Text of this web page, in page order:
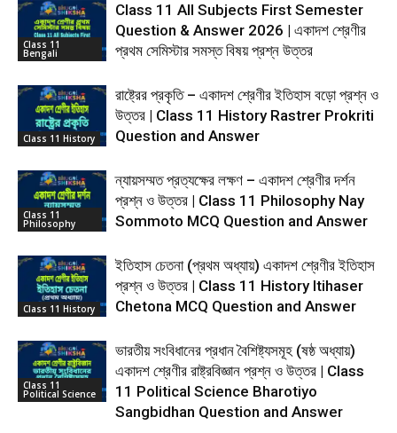
Class 11
Bengali
Class 11 All Subjects First Semester
Question & Answer 2026 | একাদশ শ্রেণীর
প্রথম সেমিস্টার সমস্ত বিষয় প্রশ্ন উত্তর
Class 11 History
রাষ্ট্রের প্রকৃতি – একাদশ শ্রেণীর ইতিহাস বড়ো প্রশ্ন ও
উত্তর | Class 11 History Rastrer Prokriti
Question and Answer
Class 11
Philosophy
ন্যায়সম্মত প্রত্যক্ষের লক্ষণ – একাদশ শ্রেণীর দর্শন
প্রশ্ন ও উত্তর | Class 11 Philosophy Nay
Sommoto MCQ Question and Answer
Class 11 History
ইতিহাস চেতনা (প্রথম অধ্যায়) একাদশ শ্রেণীর ইতিহাস
প্রশ্ন ও উত্তর | Class 11 History Itihaser
Chetona MCQ Question and Answer
Class 11
Political Science
ভারতীয় সংবিধানের প্রধান বৈশিষ্ট্যসমূহ (ষষ্ঠ অধ্যায়)
একাদশ শ্রেণীর রাষ্ট্রবিজ্ঞান প্রশ্ন ও উত্তর | Class
11 Political Science Bharotiyo
Sangbidhan Question and Answer